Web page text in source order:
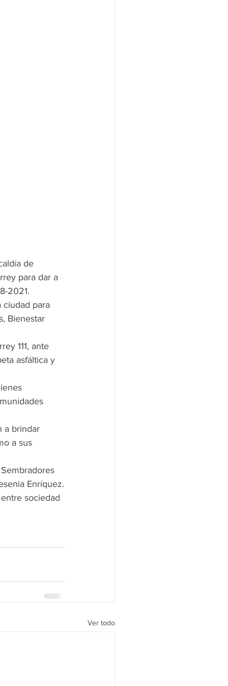
de
para dar a
2021.
ciudad para
Bienestar
111, ante
asfáltica y
a brindar
a sus
Enríquez.
sociedad
Ver todo